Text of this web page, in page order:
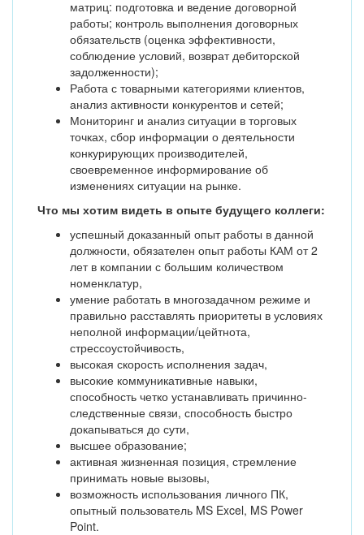
матриц: подготовка и ведение договорной
работы; контроль выполнения договорных
обязательств (оценка эффективности,
соблюдение условий, возврат дебиторской
задолженности);
Работа с товарными категориями клиентов,
анализ активности конкурентов и сетей;
Мониторинг и анализ ситуации в торговых
точках, сбор информации о деятельности
конкурирующих производителей,
своевременное информирование об
изменениях ситуации на рынке.
Что мы хотим видеть в опыте будущего коллеги:
успешный доказанный опыт работы в данной
должности, обязателен опыт работы КАМ от 2
лет в компании с большим количеством
номенклатур,
умение работать в многозадачном режиме и
правильно расставлять приоритеты в условиях
неполной информации/цейтнота,
стрессоустойчивость,
высокая скорость исполнения задач,
высокие коммуникативные навыки,
способность четко устанавливать причинно-
следственные связи, способность быстро
докапываться до сути,
высшее образование;
активная жизненная позиция, стремление
принимать новые вызовы,
возможность использования личного ПК,
опытный пользователь MS Excel, MS Power
Point.